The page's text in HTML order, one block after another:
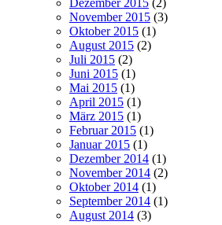
November 2015 (3)
Oktober 2015 (1)
August 2015 (2)
Juli 2015 (2)
Juni 2015 (1)
Mai 2015 (1)
April 2015 (1)
März 2015 (1)
Februar 2015 (1)
Januar 2015 (1)
Dezember 2014 (1)
November 2014 (2)
Oktober 2014 (1)
September 2014 (1)
August 2014 (3)